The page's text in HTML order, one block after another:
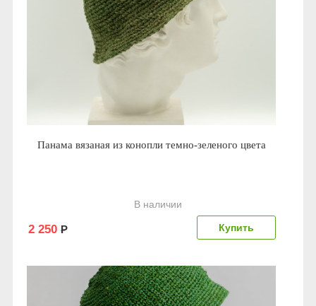
Панама вязаная из конопли темно-зеленого цвета
В наличии
2 250 Р